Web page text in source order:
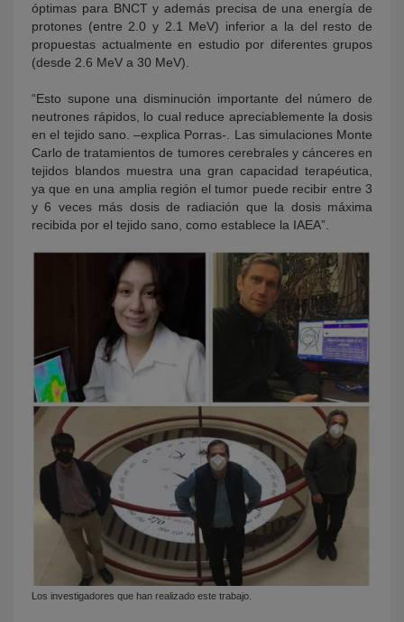
óptimas para BNCT y además precisa de una energía de
protones (entre 2.0 y 2.1 MeV) inferior a la del resto de
propuestas actualmente en estudio por diferentes grupos
(desde 2.6 MeV a 30 MeV).
“Esto supone una disminución importante del número de
neutrones rápidos, lo cual reduce apreciablemente la dosis
en el tejido sano. –explica Porras-. Las simulaciones Monte
Carlo de tratamientos de tumores cerebrales y cánceres en
tejidos blandos muestra una gran capacidad terapéutica,
ya que en una amplia región el tumor puede recibir entre 3
y 6 veces más dosis de radiación que la dosis máxima
recibida por el tejido sano, como establece la IAEA”.
Los investigadores que han realizado este trabajo.